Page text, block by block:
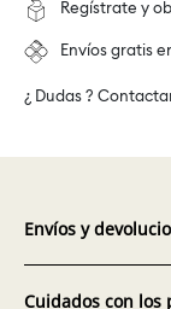
Regístrate y
Envíos gratis
¿ Dudas ?
Envíos y
Cuidados con los